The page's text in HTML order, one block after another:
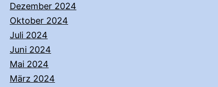
Dezember 2024
Oktober 2024
Juli 2024
Juni 2024
Mai 2024
März 2024